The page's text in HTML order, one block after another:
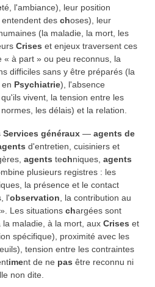
té, l'ambiance), leur position
des choses), leur
(la maladie, la mort, les
Crises et enjeux traversent ces
« à part » ou peu reconnus, la
difficiles sans y être préparés (la
en Psychiatrie), l'absence
vivent, la tension entre les
les délais) et la relation.
Services généraux — agents de
d'entretien, cuisiniers et
agents techniques, agents
plusieurs registres : les
la présence et le contact
l'observation , la contribution au
Les situations chargées sont
maladie, à la mort, aux Crises et
spécifique), proximité avec les
tension entre les contraintes
iment de ne pas être reconnu ni
non dite.